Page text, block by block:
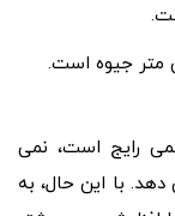
رایج است، نمی
با این حال، به